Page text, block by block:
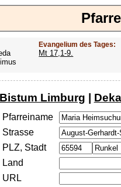
Evangelium des Tages:
Mt 17,1-9.
Bistum Limburg |
Pfarreiname
Strasse
PLZ, Stadt
Land
URL